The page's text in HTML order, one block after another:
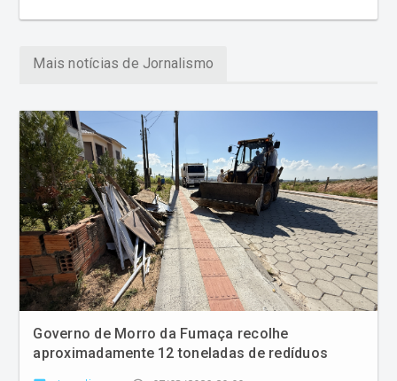
Mais notícias de Jornalismo
Governo de Morro da Fumaça recolhe
aproximadamente 12 toneladas de redíduos